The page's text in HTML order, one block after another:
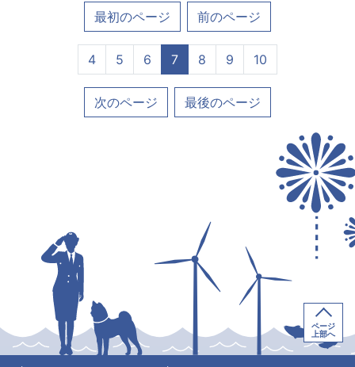
最初のページ 前のページ
4 5 6 7 8 9 10
次のページ 最後のページ
ページ
上部へ